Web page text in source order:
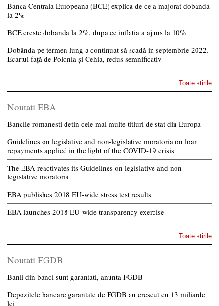
Banca Centrala Europeana (BCE) explica de ce a majorat dobanda
la 2%
BCE creste dobanda la 2%, dupa ce inflatia a ajuns la 10%
Dobânda pe termen lung a continuat să scadă in septembrie 2022.
Ecartul față de Polonia și Cehia, redus semnificativ
Toate stirile
Noutati EBA
Bancile romanesti detin cele mai multe titluri de stat din Europa
Guidelines on legislative and non-legislative moratoria on loan
repayments applied in the light of the COVID-19 crisis
The EBA reactivates its Guidelines on legislative and non-
legislative moratoria
EBA publishes 2018 EU-wide stress test results
EBA launches 2018 EU-wide transparency exercise
Toate stirile
Noutati FGDB
Banii din banci sunt garantati, anunta FGDB
Depozitele bancare garantate de FGDB au crescut cu 13 miliarde
lei